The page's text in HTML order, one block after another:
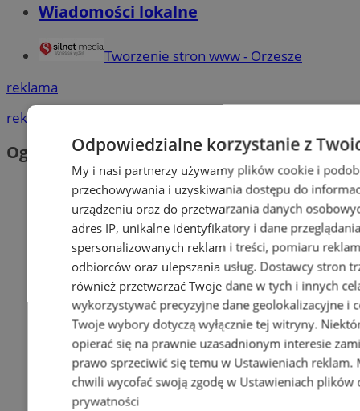
Wiadomości lokalne
Tworzenie stron www - Orzesze
reklama
reklama
OgłoszeniaOdpowiedzialne korzystanie z
My i nasi partnerzy używamy plików cookie i
przechowywania i uzyskiwania dostępu do
urządzeniu oraz do przetwarzania danych
adres IP, unikalne identyfikatory i dane
spersonalizowanych reklam i treści, pomiaru
odbiorców oraz ulepszania usług. Dostawcy stron
również przetwarzać Twoje dane w tych i innych
wykorzystywać precyzyjne dane geolokalizacyjne i
Twoje wybory dotyczą wyłącznie tej witryny.
opierać się na prawnie uzasadnionym interesie
prawo sprzeciwić się temu w Ustawieniach reklam.
chwili wycofać swoją zgodę w Ustawieniach plików
prywatności